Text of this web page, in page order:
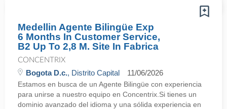
Medellin Agente Bilingüe Exp
6 Months In Customer Service,
B2 Up To 2,8 M. Site In Fabrica
CONCENTRIX
Bogota D.c., Distrito Capital 11/06/2026
Estamos en busca de un Agente Bilingüe con experiencia
para unirse a nuestro equipo en Concentrix.Si tienes un
dominio avanzado del idioma y una sólida experiencia en